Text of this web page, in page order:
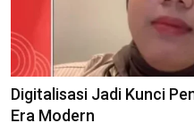
Digitalisasi Jadi Kunci
Era Modern